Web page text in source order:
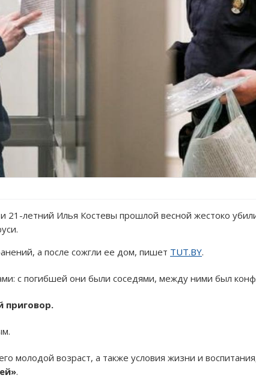
21-летний Илья Костевы прошлой весной жестоко
а после сожгли ее дом, пишет TUT.BY.
с погибшей они были соседями, между ними был
приговор.
молодой возраст, а также условия жизни и
.